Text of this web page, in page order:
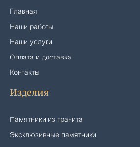
Главная
Наши работы
Наши услуги
Оплата и доставка
Контакты
Изделия
Памятники из гранита
Эксклюзивные памятники